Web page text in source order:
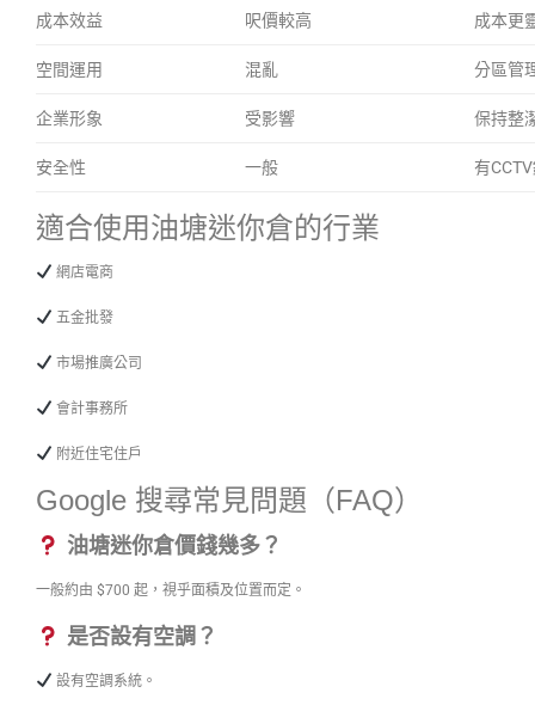
成本效益 呎價較高 成本更
空間運用 混亂 分區管
企業形象 受影響 保持整
安全性 一般 有
適合使用油塘迷你倉的行業
網店電商
五金批發
市場推廣公司
會計事務所
附近住宅住戶
Google 搜尋常見問題（FAQ）
油塘迷你倉價錢幾多？
一般約由 $700 起，視乎面積及位置而定。
是否設有空調？
設有空調系統。